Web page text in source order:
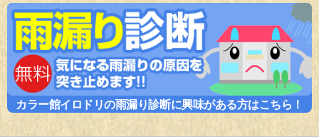
カラー館イロドリの雨漏り診断に興味がある方はこちら！